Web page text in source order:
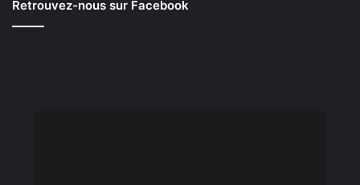
Retrouvez-nous sur Facebook